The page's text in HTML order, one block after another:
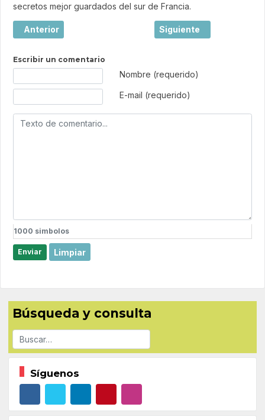
secretos mejor guardados del sur de Francia.
Artículo anterior: La Réunion, una isla francesa entre
Anterior Artículo siguiente:
Siguiente
Escribir un comentario
Nombre (requerido)
E-mail (requerido)
1000 simbolos
Enviar Limpiar
Búsqueda y consulta
Buscar
Síguenos